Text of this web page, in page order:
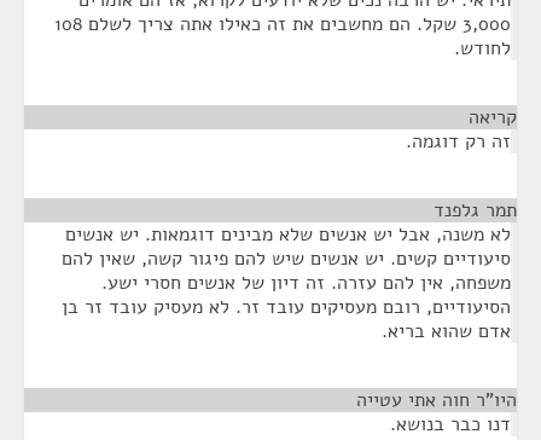
3,000 שקל. הם מחשבים את זה כאילו אתה צריך לשלם 108
לחודש.
קריאה
זה רק דוגמה.
תמר גלפנד
לא משנה, אבל יש אנשים שלא מבינים דוגמאות. יש אנשים
סיעודיים קשים. יש אנשים שיש להם פיגור קשה, שאין להם
משפחה, אין להם עזרה. זה דיון של אנשים חסרי ישע.
הסיעודיים, רובם מעסיקים עובד זר. לא מעסיק עובד זר בן
אדם שהוא בריא.
היו"ר חוה אתי עטייה
דנו כבר בנושא.